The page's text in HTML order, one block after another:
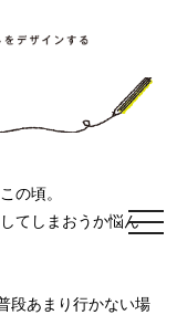
の頃。
てしまおうか悩ん
段あまり行かない場